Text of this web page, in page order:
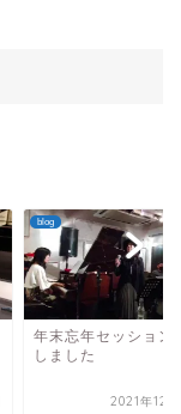
blog
年末忘年セッション
しました
2021年12